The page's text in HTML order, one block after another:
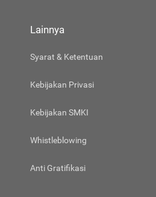
Lainnya
Syarat & Ketentuan
Kebijakan Privasi
Kebijakan SMKI
Whistleblowing
Anti Gratifikasi